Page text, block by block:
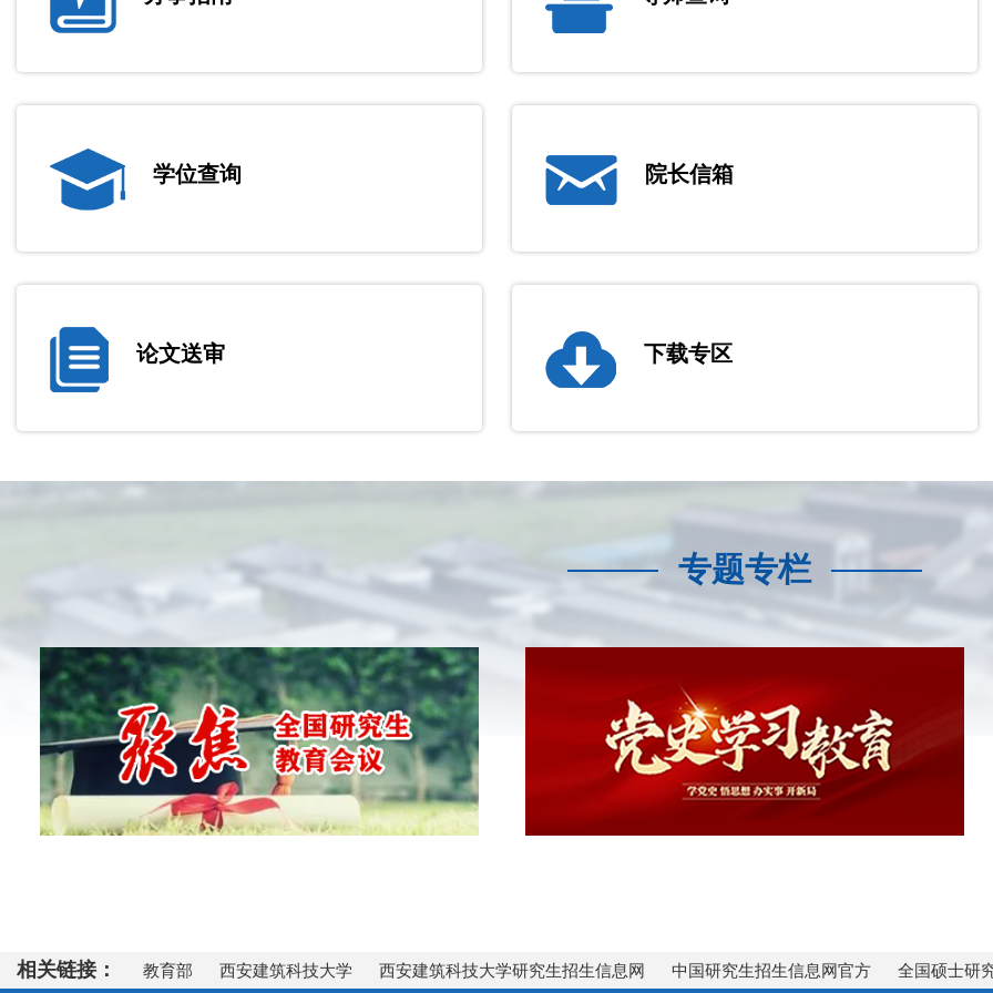
学位查询 院长信箱
论文送审 下载专区
专题专栏
相关链接： 教育部 西安建筑科技大学 西安建筑科技大学研究生招生信息网 中国研究生招生信息网官方 全国硕士研